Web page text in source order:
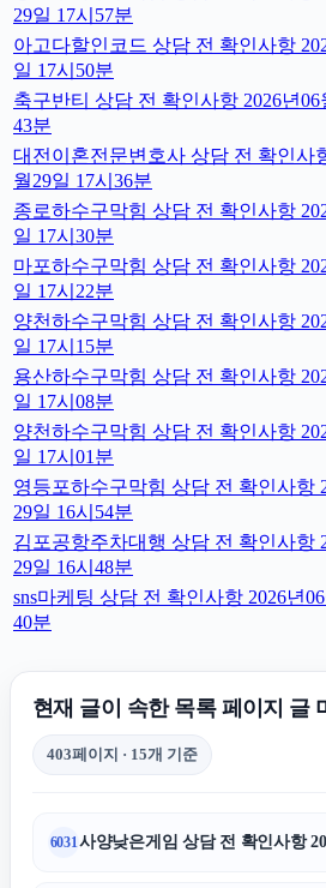
29일 17시57분
아고다할인코드 상담 전 확인사항
일 17시50분
축구반티 상담 전 확인사항 2026년06
43분
대전이혼전문변호사 상담 전 확인사
월29일 17시36분
종로하수구막힘 상담 전 확인사항
일 17시30분
마포하수구막힘 상담 전 확인사항
일 17시22분
양천하수구막힘 상담 전 확인사항
일 17시15분
용산하수구막힘 상담 전 확인사항
일 17시08분
양천하수구막힘 상담 전 확인사항
일 17시01분
영등포하수구막힘 상담 전 확인사항
29일 16시54분
김포공항주차대행 상담 전 확인사항
29일 16시48분
sns마케팅 상담 전 확인사항 2026년06
40분
현재 글이 속한 목록 페이지 글
403페이지 · 15개 기준
6031 사양낮은게임 상담 전 확인사항